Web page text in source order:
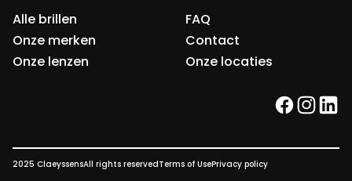
Alle brillen
Onze merken
Onze lenzen
FAQ
Contact
Onze locaties
facebook
2025 ClaeyssensAll rights reservedTerms of UsePrivacy policy